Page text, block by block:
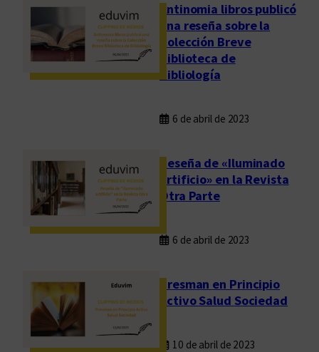
Antinomia libros publicó
una reseña sobre la
Colección Breve
Biblioteca de
Bibliología
6 de abril de 2023
Reseña de «Iluminado
artificio» en la Revista
Otra Parte
6 de abril de 2023
Presman en Principio
Activo Salud Sociedad
10 de abril de 2023